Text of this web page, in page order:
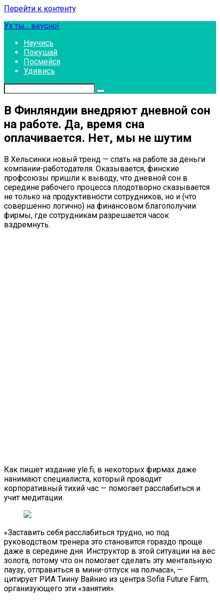
Перейти к контенту
Ух ты... вкусно!
Научись
Покушай
Посмейся
Удивись
В Финляндии внедряют дневной сон
на работе. Да, время сна
оплачивается. Нет, мы не шутим
В Хельсинки новый тренд — спать на работе за деньги
компании-работодателя. Оказывается, финские
профсоюзы пришли к выводу, что дневной сон в
середине рабочего процесса плодотворно сказывается
не только на продуктивности сотрудников, но и (что
совершенно логично) на финансовом благополучии
фирмы, где сотрудникам разрешается часок
вздремнуть.
Как пишет издание yle.fi, в некоторых фирмах даже
нанимают специалиста, который проводит
корпоративный тихий час — помогает расслабиться и
учит медитации.
«Заставить себя расслабиться трудно, но под
руководством тренера это становится гораздо проще
даже в середине дня. Инструктор в этой ситуации на вес
золота, потому что он помогает сделать эту ментальную
паузу, отправиться в мини-отпуск на полчаса», —
цитирует РИА Тиину Вайнио из центра Sofia Future Farm,
организующего эти «занятия».